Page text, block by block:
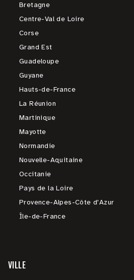
Bretagne
Centre-Val de Loire
Corse
Grand Est
Guadeloupe
Guyane
Hauts-de-France
La Réunion
Martinique
Mayotte
Normandie
Nouvelle-Aquitaine
Occitanie
Pays de la Loire
Provence-Alpes-Côte d'Azur
Île-de-France
VILLE